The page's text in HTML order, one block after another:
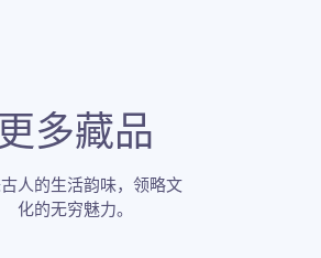
多藏品
人的生活韵味，领略文
化的无穷魅力。